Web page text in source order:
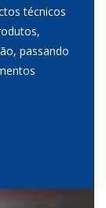
técnicos
passando